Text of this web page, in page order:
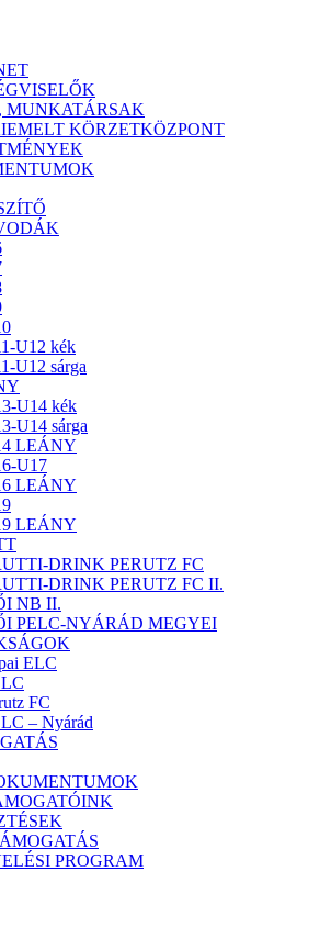
MUNKATÁRSAK
KÖRZETKÖZPONT
U12 kék
U12 sárga
U14 kék
U14 sárga
LEÁNY
U17
LEÁNY
LEÁNY
DRINK PERUTZ FC
DRINK PERUTZ FC II.
NB II.
PELC-NYÁRÁD MEGYEI
ELC
FC
– Nyárád
PROGRAM